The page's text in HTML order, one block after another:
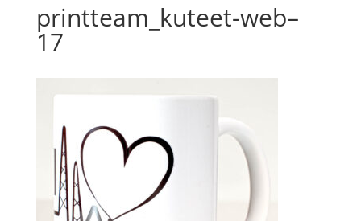
printteam_kuteet-web–
17